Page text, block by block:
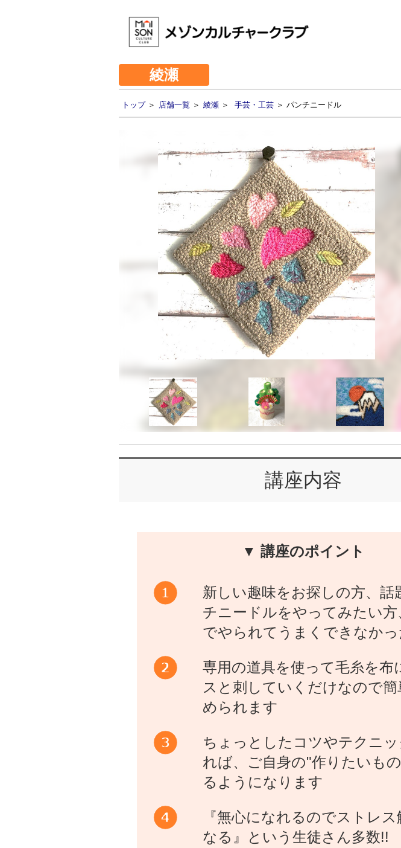
綾瀬
トップ＞ 店舗一覧 ＞ 綾瀬 ＞ 手芸・工芸 ＞ パンチニードル
講座内容
▼ 講座のポイント
新しい趣味をお探しの方、話
チニードルをやってみたい方
でやられてうまくできなか
専用の道具を使って毛糸を布
スと刺していくだけなので簡
められます
ちょっとしたコツやテクニ
れば、ご自身の"作りたいも
るようになります
『無心になれるのでストレス
なる』という生徒さん多数!!